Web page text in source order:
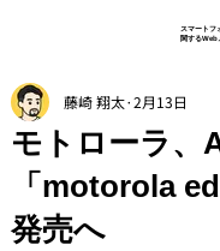
スマートフ
関するWeb
モトローラ、
「motorola
発売へ
藤崎 翔太 2月13日